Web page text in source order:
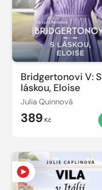
Bridgertonovi V: S
láskou, Eloise
Julia Quinnová
389 Kč